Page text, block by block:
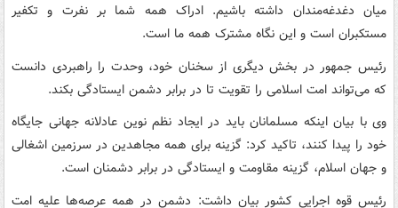
میان دغدغه‌مندان داشته باشیم. ادراک همه شما بر نفرت و تکفیر
مستکبران است و این نگاه مشترک همه ما است.
رئیس جمهور در بخش دیگری از سخنان خود، وحدت را راهبردی دانست
که می‌تواند امت اسلامی را تقویت تا در برابر دشمن ایستادگی بکند.
وی با بیان اینکه مسلمانان باید در ایجاد نظم نوین عادلانه جهانی جایگاه
خود را پیدا کنند، تاکید کرد: گزینه برای همه مجاهدین در سرزمین اشغالی
و جهان اسلام، گزینه مقاومت و ایستادگی در برابر دشمنان است.
رئیس قوه اجرایی کشور بیان داشت: دشمن در همه عرصه‌ها علیه امت